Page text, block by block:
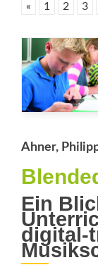
« 1 2 3
Ahner,
Ein
digital-